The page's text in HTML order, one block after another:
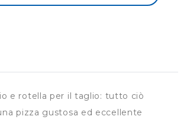
e rotella per il taglio: tutto ciò
pizza gustosa ed eccellente